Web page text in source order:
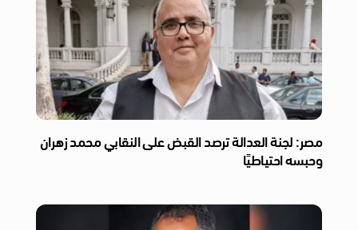
مصر: لجنة العدالة ترصد القبض على النقابي محمد زهران
وحبسه احتياطيًا